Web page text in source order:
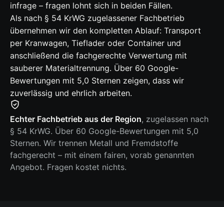
infrage – fragen lohnt sich in beiden Fällen.
Als nach § 54 KrWG zugelassener Fachbetrieb
übernehmen wir den kompletten Ablauf: Transport
per Kranwagen, Tieflader oder Container und
anschließend die fachgerechte Verwertung mit
sauberer Materialtrennung. Über 60 Google-
Bewertungen mit 5,0 Sternen zeigen, dass wir
zuverlässig und ehrlich arbeiten.
Echter Fachbetrieb aus der Region, zugelassen nach
§ 54 KrWG. Über 60 Google-Bewertungen mit 5,0
Sternen. Wir trennen Metall und Fremdstoffe
fachgerecht – mit einem fairen, vorab genannten
Angebot. Fragen kostet nichts.